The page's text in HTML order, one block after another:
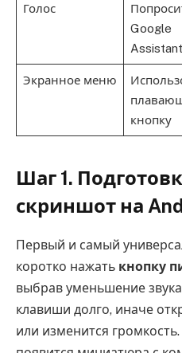
Голос
Google
Assistant
Экранное меню
кнопку
Шаг 1.
скриншот на
Первый и самый
коротко нажать кнопку
выбрав уменьшение
клавиши долго, иначе
или изменится